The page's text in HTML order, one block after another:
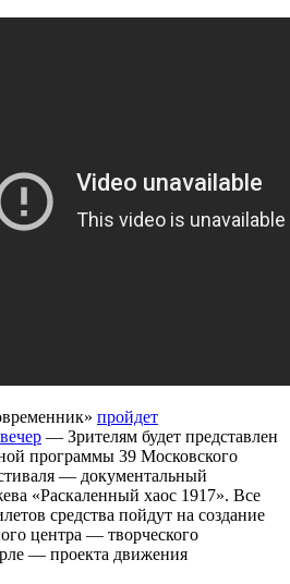
пройдет
— Зрителям будет представлен
программы 39 Московского
— документальный
«Раскаленный хаос 1917». Все
средства пойдут на создание
центра — творческого
— проекта движения